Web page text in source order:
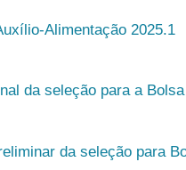
Alimentação 2025.1
da seleção para a
da seleção para